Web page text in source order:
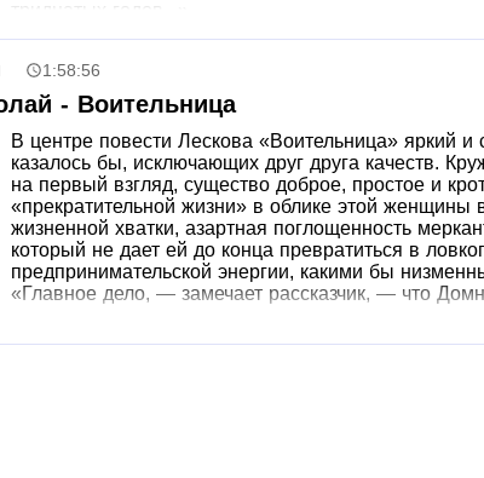
1:58:56
- Воительница
В центре повести Лескова «Воительница» яркий
казалось бы, исключающих друг друга качеств.
на первый взгляд, существо доброе, простое и
«прекратительной жизни» в облике этой женщины
жизненной хватки, азартная поглощенность
который не дает ей до конца превратиться в
предпринимательской энергии, какими бы
«Главное дело, — замечает рассказчик, — что